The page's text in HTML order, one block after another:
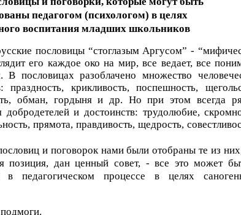
педагогом (психологом) в целях
воспитания младших школьников
пословицы “стоглазым Аргусом” -
его каждое око на мир, все ведает, все
В пословицах разоблачено множество
праздность, крикливость, поспешность,
обман, гордыня и др. Но при этом всегда
и достоинств: трудолюбие,
прямота, правдивость, щедрость,
и поговорок нами были отобраны те из
позиция, дан ценный совет, - все это может
в педагогическом процессе в целях